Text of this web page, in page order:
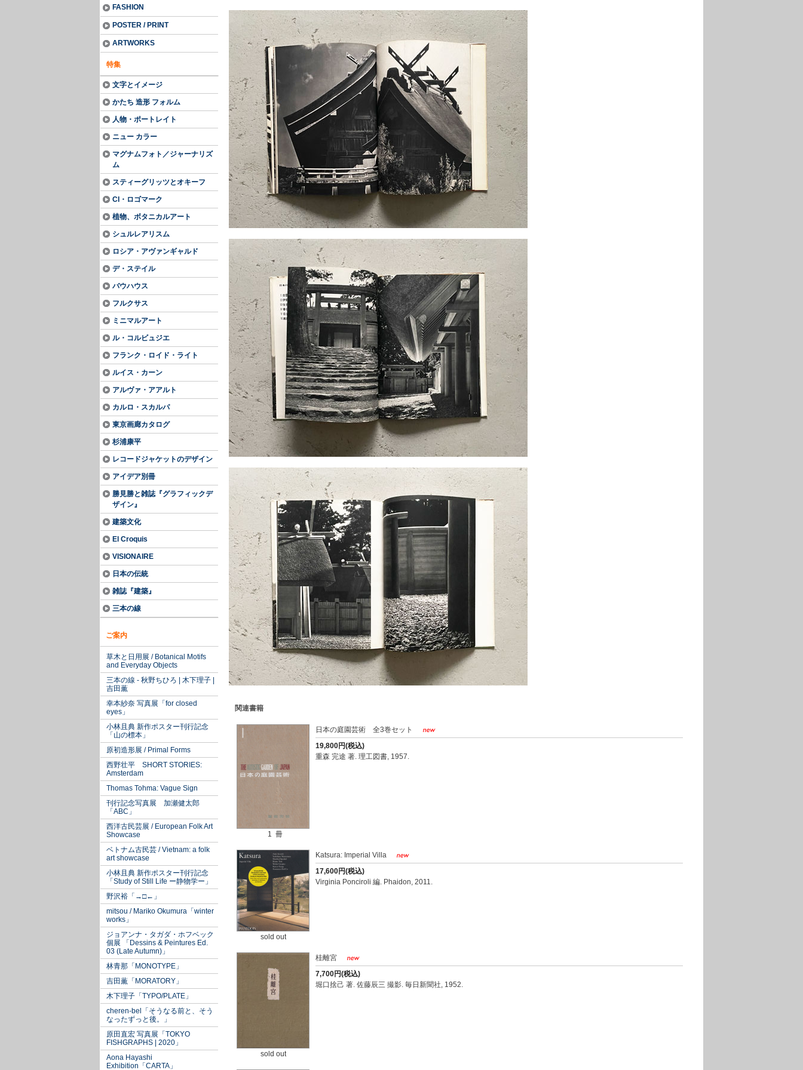
FASHION
POSTER / PRINT
ARTWORKS
特集
文字とイメージ
かたち 造形 フォルム
人物・ポートレイト
ニュー カラー
マグナムフォト／ジャーナリズ
ム
スティーグリッツとオキーフ
CI・ロゴマーク
植物、ボタニカルアート
シュルレアリスム
ロシア・アヴァンギャルド
デ・ステイル
バウハウス
フルクサス
ミニマルアート
ル・コルビュジエ
フランク・ロイド・ライト
ルイス・カーン
アルヴァ・アアルト
カルロ・スカルパ
東京画廊カタログ
杉浦康平
レコードジャケットのデザイン
アイデア別冊
勝見勝と雑誌『グラフィックデ
ザイン』
建築文化
El Croquis
VISIONAIRE
日本の伝統
雑誌『建築』
三本の線
ご案内
草木と日用展 / Botanical Motifs
and Everyday Objects
三本の線 - 秋野ちひろ | 木下理子 |
吉田薫
幸本紗奈 写真展「for closed
eyes」
小林且典 新作ポスター刊行記念
「山の標本」
原初造形展 / Primal Forms
西野壮平 SHORT STORIES:
Amsterdam
Thomas Tohma: Vague Sign
刊行記念写真展 加瀬健太郎
「ABC」
西洋古民芸展 / European Folk Art
Showcase
ベトナム古民芸 / Vietnam: a folk
art showcase
小林且典 新作ポスター刊行記念
「Study of Still Life ー静物学ー」
野沢裕「→□←」
mitsou / Mariko Okumura「winter
works」
ジョアンナ・タガダ・ホフベック
個展 「Dessins & Peintures Ed.
03 (Late Autumn)」
林青那「MONOTYPE」
吉田薫「MORATORY」
木下理子「TYPO/PLATE」
cheren-bel「そうなる前と、そう
なったずっと後。」
原田直宏 写真展「TOKYO
FISHGRAPHS | 2020」
Aona Hayashi
Exhibition「CARTA」
関連書籍
1 冊
日本の庭園芸術 全3巻セット
19,800円(税込)
重森 完途 著. 理工図書, 1957.
sold out
Katsura: Imperial Villa
17,600円(税込)
Virginia Ponciroli 編. Phaidon, 2011.
sold out
桂離宮
7,700円(税込)
堀口捨己 著. 佐藤辰三 撮影. 毎日新聞社, 1952.